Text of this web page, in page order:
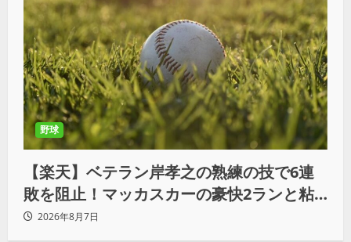
野球
【楽天】ベテラン岸孝之の熟練の技で6連
敗を阻止！マッカスカーの豪快2ランと粘
りの継投でオリックスを破る
2026年8月7日